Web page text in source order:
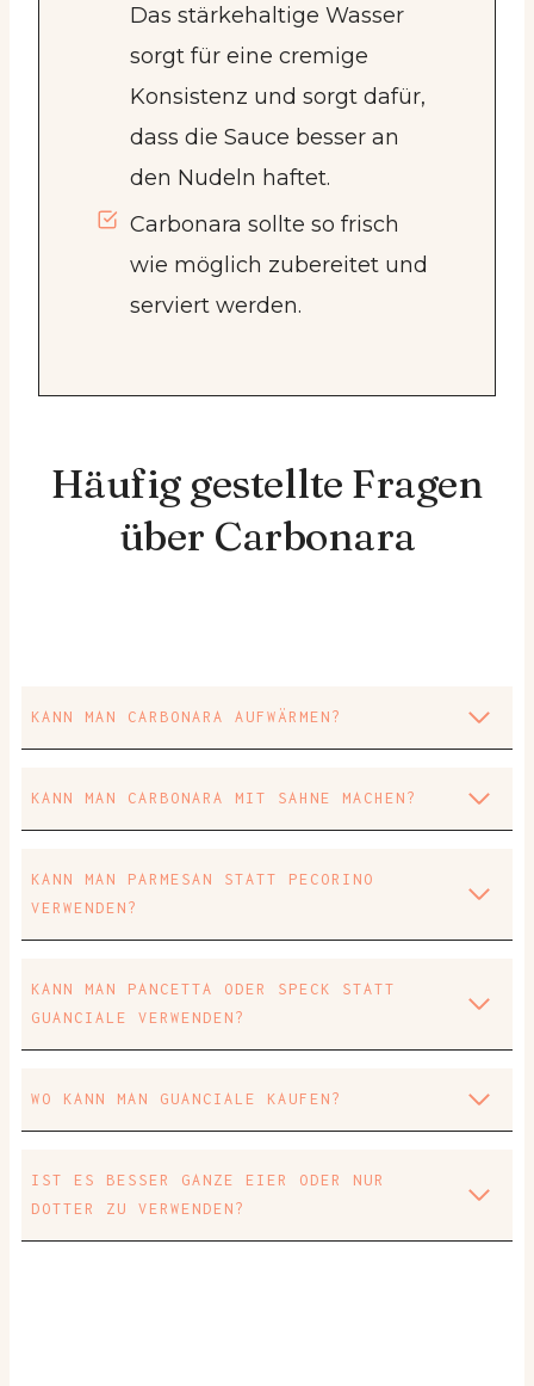
Das stärkehaltige Wasser
sorgt für eine cremige
Konsistenz und sorgt dafür,
dass die Sauce besser an
den Nudeln haftet.
Carbonara sollte so frisch
wie möglich zubereitet und
serviert werden.
Häufig gestellte Fragen
über Carbonara
KANN MAN CARBONARA AUFWÄRMEN?
KANN MAN CARBONARA MIT SAHNE MACHEN?
KANN MAN PARMESAN STATT PECORINO
VERWENDEN?
KANN MAN PANCETTA ODER SPECK STATT
GUANCIALE VERWENDEN?
WO KANN MAN GUANCIALE KAUFEN?
IST ES BESSER GANZE EIER ODER NUR
DOTTER ZU VERWENDEN?